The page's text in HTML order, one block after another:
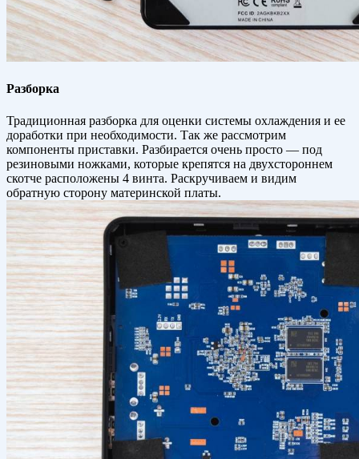
Разборка
Традиционная разборка для оценки системы охлаждения и ее
доработки при необходимости. Так же рассмотрим
компоненты приставки. Разбирается очень просто — под
резиновыми ножками, которые крепятся на двухстороннем
скотче расположены 4 винта. Раскручиваем и видим
обратную сторону материнской платы.